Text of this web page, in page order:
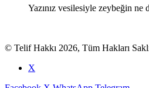
Yazınız vesilesiyle zeybeğin
© Telif Hakkı 2026, Tüm Hakları
X